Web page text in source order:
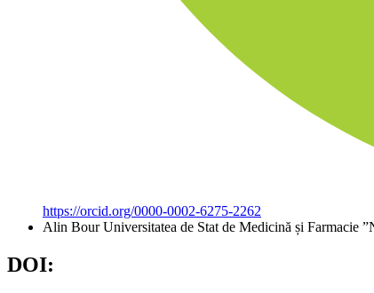
https://orcid.org/0000-0002-6275-2262
Alin BourUniversitatea de Stat de Medicină și Farmacie
DOI: